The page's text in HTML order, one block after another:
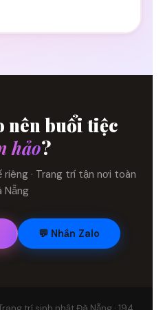
nên buổi tiệc
hảo?
riêng · Trang trí tận nơi toàn
Nẵng
💬 Nhắn Zalo